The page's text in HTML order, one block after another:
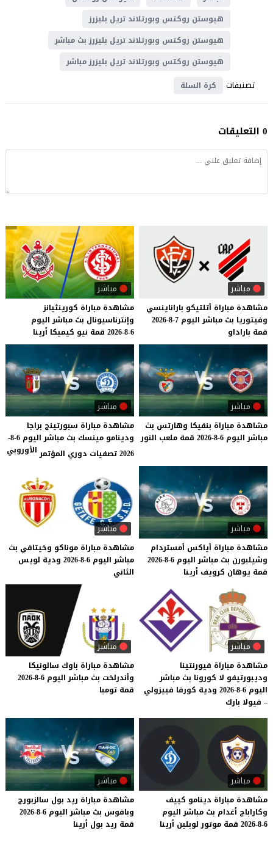
هيوستن روكتس وبورتلاند تريل بليزرز
هيوستن روكتس وبورتلاند تريل بليزرز بث مباشر
هيوستن روكتس وبورتلاند تريل بليزرز مباشر
تصنيفات كرة السلة
0 التعليقات
مباشر
مشاهدة مباراة أتلتيكو باراناينسي
وفيتوريا بث مباشر اليوم 7-8-2026
قمة باراداو
مباشر
مشاهدة مباراة كورينثيانز
وإنترناسيونال بث مباشر اليوم
6-8-2026
قمة نيو كيميكا أرينا
مباشر
مشاهدة مباراة بنفيكا وهارتس بث
مباشر اليوم 6-8-2026 قمة ملعب النور
مباشر
مشاهدة مباراة سبورتينج براجا
ودينامو مينسك بث مباشر اليوم 6-8-
2026 تصفيات دوري المؤتمر
الأوروبي
مباشر
مشاهدة مباراة أياكس أمستردام
وشيلبورن بث مباشر اليوم 6-8-2026
قمة يوهان كرويف أرينا
مباشر
مشاهدة مباراة موناكو وخيتافي بث
مباشر اليوم 6-8-2026 ودية لويس
الثاني
مباشر
مشاهدة مباراة فيورنتينا
وديبورتيفو لا كورونا بث مباشر
اليوم 6-8-2026 ودية كورفا فييزولي
– فيولا بارك
مباشر
مشاهدة مباراة باوك سالونيكا
وأندرلخت بث مباشر اليوم 6-8-2026
قمة تومبا
مباشر
مشاهدة مباراة دينامو كييف
وكاراباج أغدام بث مباشر اليوم
6-8-2026
قمة موتور لوبلين أرينا
مباشر
مشاهدة مباراة ريد بول سالزبورج
وبافوس بث مباشر اليوم 6-8-2026
قمة ريد بول أرينا